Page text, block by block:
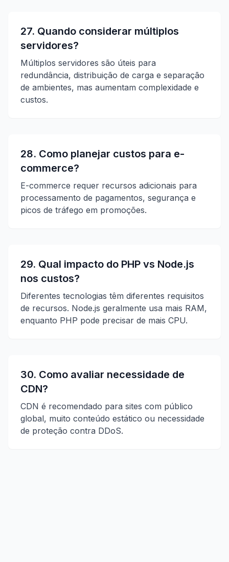
27. Quando considerar múltiplos
servidores?
Múltiplos servidores são úteis para
redundância, distribuição de carga e separação
de ambientes, mas aumentam complexidade e
custos.
28. Como planejar custos para e-
commerce?
E-commerce requer recursos adicionais para
processamento de pagamentos, segurança e
picos de tráfego em promoções.
29. Qual impacto do PHP vs Node.js
nos custos?
Diferentes tecnologias têm diferentes requisitos
de recursos. Node.js geralmente usa mais RAM,
enquanto PHP pode precisar de mais CPU.
30. Como avaliar necessidade de
CDN?
CDN é recomendado para sites com público
global, muito conteúdo estático ou necessidade
de proteção contra DDoS.